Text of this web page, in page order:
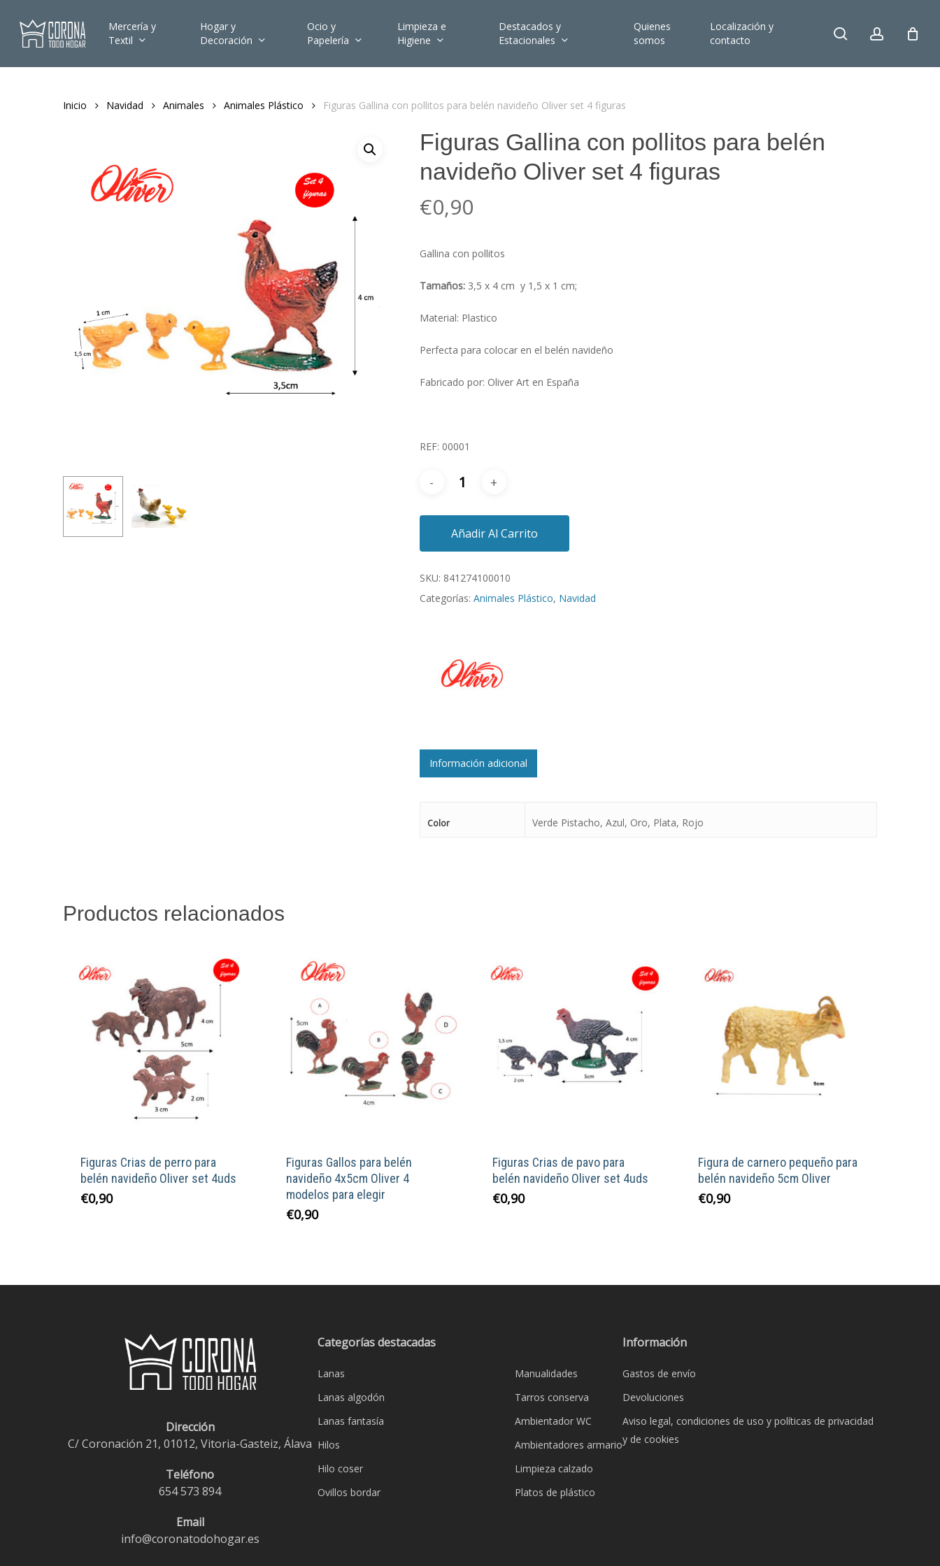
Mercería y
Textil
Hogar y
Decoración
Ocio y
Papelería
Limpieza e
Higiene
Destacados y
Estacionales
Quienes
somos
Localización y
contacto
search account
Inicio Navidad Animales Animales Plástico Figuras Gallina con pollitos para belén navideño Oliver set 4 figuras
Figuras Gallina con pollitos para belén
navideño Oliver set 4 figuras
€0,90
Gallina con pollitos
Tamaños:3,5 x 4 cm y 1,5 x 1 cm;
Material: Plastico
Perfecta para colocar en el belén navideño
Fabricado por: Oliver Art en España
REF: 00001
Añadir Al Carrito
SKU: 841274100010
Categorías: Animales Plástico, Navidad
Información adicional
Color Verde Pistacho, Azul, Oro, Plata, Rojo
Productos relacionados
Figuras Crias de perro para
belén navideño Oliver set 4uds
€0,90
Figuras Gallos para belén
navideño 4x5cm Oliver 4
modelos para elegir
€0,90
variantes.
se
en
Figuras Crias de pavo para
belén navideño Oliver set 4uds
€0,90
Figura de carnero pequeño para
belén navideño 5cm Oliver
€0,90
Dirección
C/ Coronación 21, 01012, Vitoria-Gasteiz, Álava
Teléfono
654 573 894
Email
info@coronatodohogar.es
Categorías destacadas
Lanas
Lanas algodón
Lanas fantasía
Hilos
Hilo coser
Ovillos bordar
Manualidades
Tarros conserva
Ambientador WC
Ambientadores armario
Limpieza calzado
Platos de plástico
Información
Gastos de envío
Devoluciones
Aviso legal, condiciones de uso y políticas de privacidad
y de cookies